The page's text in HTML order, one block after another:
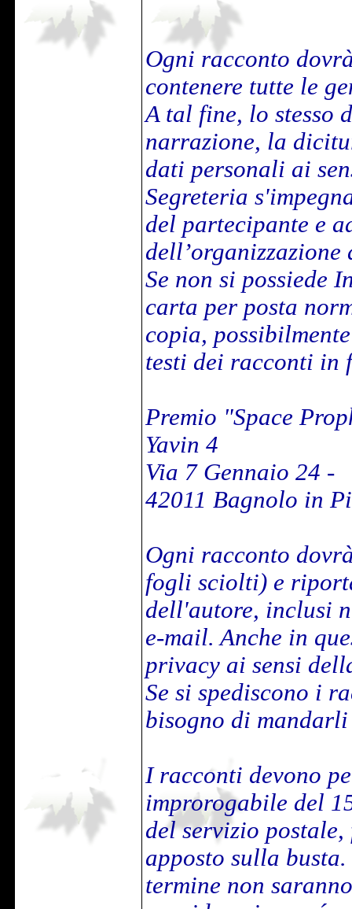
Ogni racconto
contenere tutte le
A tal fine, lo stesso
narrazione, la
dati personali ai
Segreteria
del partecipante e
dell’organizzazione
Se non si possiede
carta per posta
copia,
testi dei racconti in
Premio "Space
Yavin 4
Via 7 Gennaio 24 -
42011 Bagnolo in
Ogni racconto
fogli sciolti) e
dell'autore, inclusi
e-mail. Anche in
privacy ai sensi
Se si spediscono i
bisogno di
I racconti devono
improrogabile del
del servizio
apposto sulla
termine non